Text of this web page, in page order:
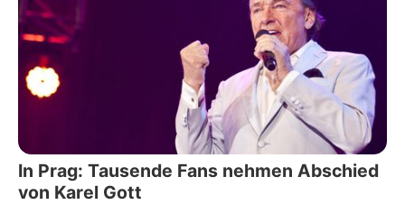
In Prag: Tausende Fans nehmen Abschied
von Karel Gott